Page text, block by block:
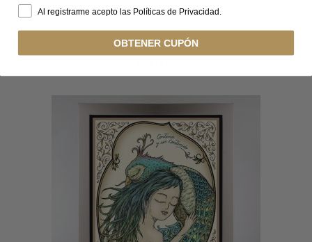
Al registrarme acepto las Políticas de Privacidad.
OBTENER CUPÓN